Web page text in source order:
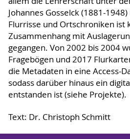
Johannes Gosselck (1881-
Flurrisse und Ortschroniken ist
Zusammenhang mit
gegangen. Von 2002 bis 2004
Fragebögen und 2017
die Metadaten in eine Access-
sodass darüber hinaus ein
entstanden ist (siehe Projekte).
Text: Dr. Christoph Schmitt